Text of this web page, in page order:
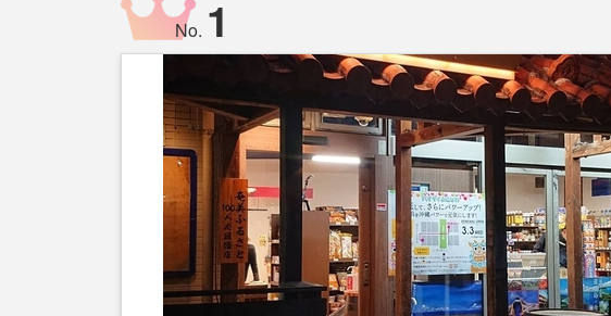
No. 1